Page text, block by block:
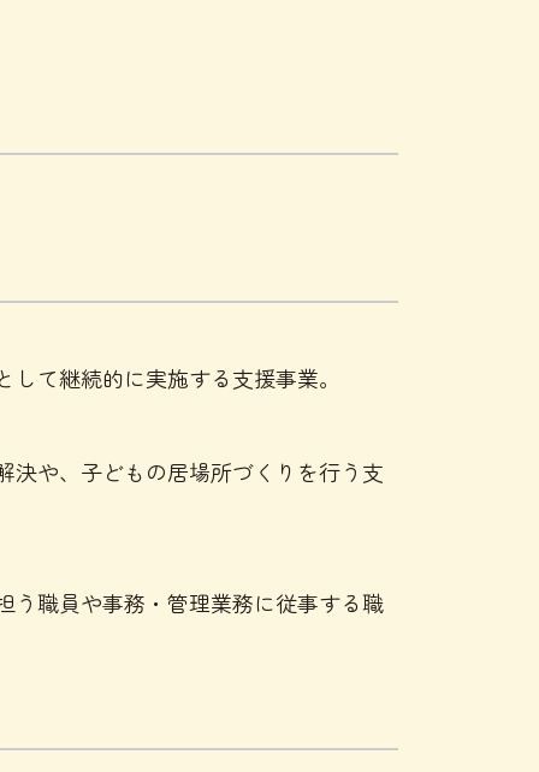
て継続的に実施する支援事業。
決や、子どもの居場所づくりを行う支
う職員や事務・管理業務に従事する職